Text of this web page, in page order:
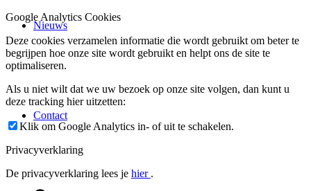
Nieuws
Contact
Google Analytics Cookies
Deze cookies verzamelen informatie die wordt gebruikt om beter te
begrijpen hoe onze site wordt gebruikt en helpt ons de site te
optimaliseren.
Als u niet wilt dat we uw bezoek op onze site volgen, dan kunt u
deze tracking hier uitzetten:
Klik om Google Analytics in- of uit te schakelen.
Privacyverklaring
De privacyverklaring lees je hier .